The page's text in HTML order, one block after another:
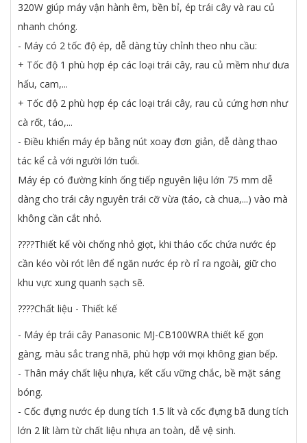
320W giúp máy vận hành êm, bền bỉ, ép trái cây và rau củ
nhanh chóng.
- Máy có 2 tốc độ ép, dễ dàng tùy chỉnh theo nhu cầu:
+ Tốc độ 1 phù hợp ép các loại trái cây, rau củ mềm như dưa
hấu, cam,...
+ Tốc độ 2 phù hợp ép các loại trái cây, rau củ cứng hơn như
cà rốt, táo,...
- Điều khiển máy ép bằng nút xoay đơn giản, dễ dàng thao
tác kể cả với người lớn tuổi.
Máy ép có đường kính ống tiếp nguyên liệu lớn 75 mm dễ
dàng cho trái cây nguyên trái cỡ vừa (táo, cà chua,...) vào mà
không cần cắt nhỏ.
????Thiết kế vòi chống nhỏ giọt, khi tháo cốc chứa nước ép
cần kéo vòi rót lên để ngăn nước ép rò rỉ ra ngoài, giữ cho
khu vực xung quanh sạch sẽ.
????Chất liệu - Thiết kế
- Máy ép trái cây Panasonic MJ-CB100WRA thiết kế gọn
gàng, màu sắc trang nhã, phù hợp với mọi không gian bếp.
- Thân máy chất liệu nhựa, kết cấu vững chắc, bề mặt sáng
bóng.
- Cốc đựng nước ép dung tích 1.5 lít và cốc đựng bã dung tích
lớn 2 lít làm từ chất liệu nhựa an toàn, dễ vệ sinh.